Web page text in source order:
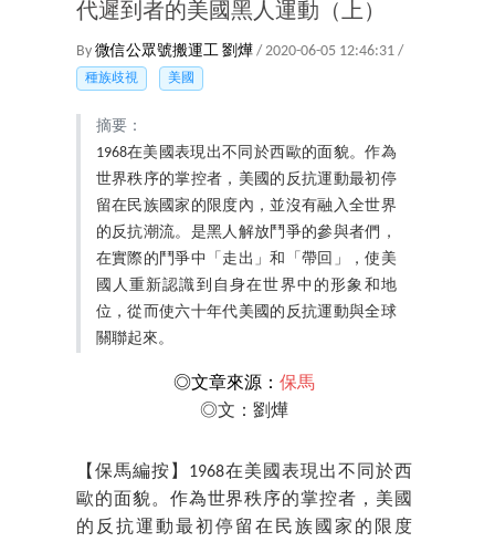
代遲到者的美國黑人運動（上）
By 微信公眾號搬運工 劉燁 / 2020-06-05 12:46:31 /
種族歧視 美國
摘要：
1968在美國表現出不同於西歐的面貌。作為
世界秩序的掌控者，美國的反抗運動最初停
留在民族國家的限度內，並沒有融入全世界
的反抗潮流。是黑人解放鬥爭的參與者們，
在實際的鬥爭中「走出」和「帶回」，使美
國人重新認識到自身在世界中的形象和地
位，從而使六十年代美國的反抗運動與全球
關聯起來。
◎文章來源： 保馬
◎文：劉燁
【保馬編按】1968在美國表現出不同於西
歐的面貌。作為世界秩序的掌控者，美國
的反抗運動最初停留在民族國家的限度